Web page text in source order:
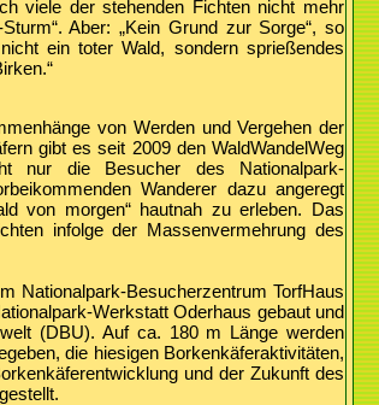
viele der stehenden Fichten nicht mehr
Aber: „Kein Grund zur Sorge“, so
ein toter Wald, sondern sprießendes
von Werden und Vergehen der
gibt es seit 2009 den WaldWandelWeg
nur die Besucher des Nationalpark-
Wanderer dazu angeregt
von morgen“ hautnah zu erleben. Das
infolge der Massenvermehrung des
Nationalpark-Besucherzentrum TorfHaus
Werkstatt Oderhaus gebaut und
(DBU). Auf ca. 180 m Länge werden
die hiesigen Borkenkäferaktivitäten,
und der Zukunft des